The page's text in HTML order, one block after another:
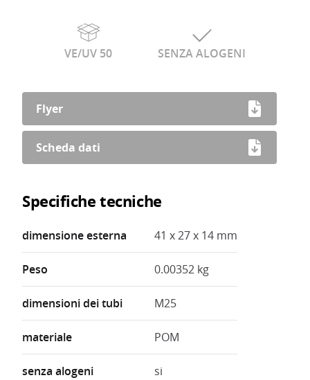
Le buste Minigripp sono richiudibili
VE/UV 50 SENZA ALOGENI
Flyer
Scheda dati
Specifiche tecniche
dimensione esterna 41 x 27 x 14 mm
Peso 0.00352 kg
dimensioni dei tubi M25
materiale POM
senza alogeni si